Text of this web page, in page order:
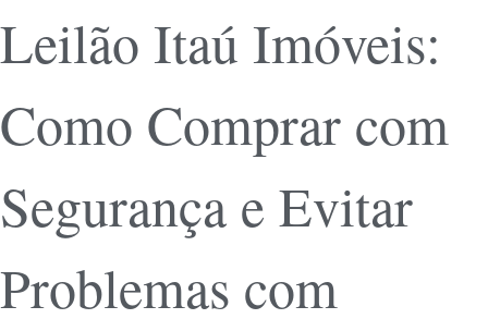
Leilão Itaú Imóveis:
Como Comprar com
Segurança e Evitar
Problemas com